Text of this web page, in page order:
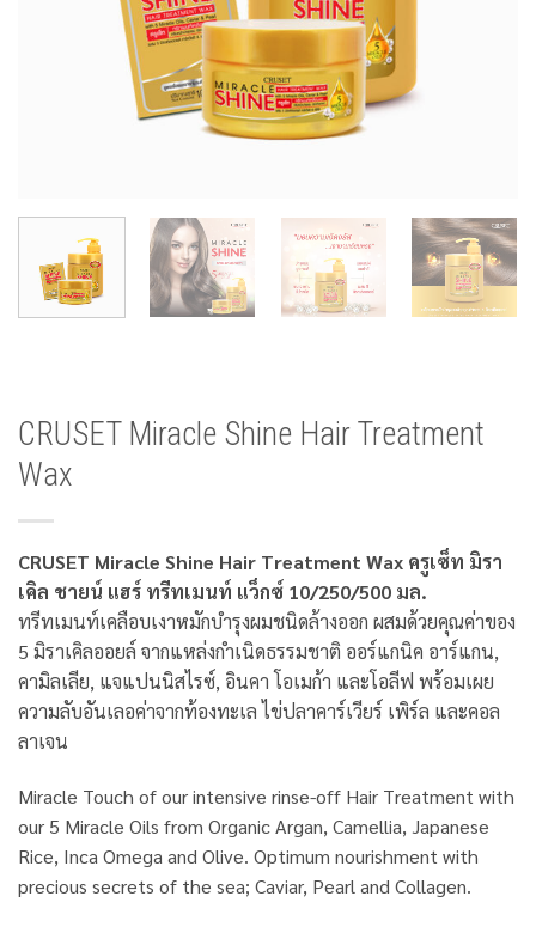
CRUSET Miracle Shine Hair Treatment
Wax
CRUSET Miracle Shine Hair Treatment Wax ครูเซ็ท มิรา
เคิล ชายน์ แฮร์ ทรีทเมนท์ แว็กซ์ 10/250/500 มล.
ทรีทเมนท์เคลือบเงาหมักบำรุงผมชนิดล้างออก ผสมด้วยคุณค่าของ
5 มิราเคิลออยล์ จากแหล่งกำเนิดธรรมชาติ ออร์แกนิค อาร์แกน,
คามิลเลีย, แจแปนนิสไรซ์, อินคา โอเมก้า และโอลีฟ พร้อมเผย
ความลับอันเลอค่าจากท้องทะเล ไข่ปลาคาร์เวียร์ เพิร์ล และคอล
ลาเจน
Miracle Touch of our intensive rinse-off Hair Treatment with
our 5 Miracle Oils from Organic Argan, Camellia, Japanese
Rice, Inca Omega and Olive. Optimum nourishment with
precious secrets of the sea; Caviar, Pearl and Collagen.